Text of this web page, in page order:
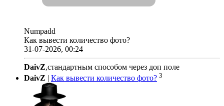
Numpadd
Как вывести количество фото?
31-07-2026, 00:24
DaivZ,стандартным способом через доп поле
DaivZ | Как вывести количество фото? 3